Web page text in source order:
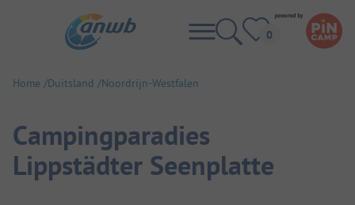
Home Duitsland Noordrijn-Westfalen
Campingparadies
Lippstädter Seenplatte